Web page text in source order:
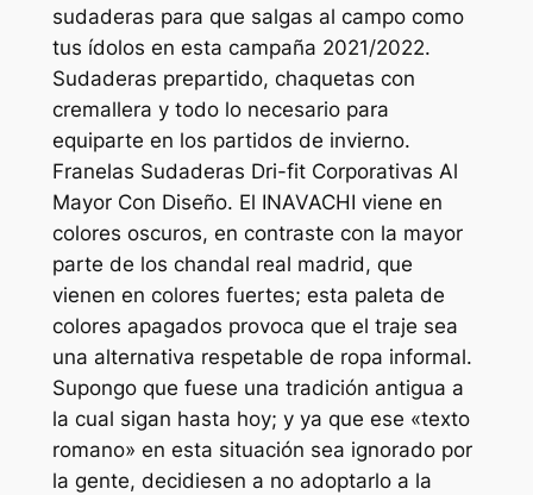
sudaderas para que salgas al campo como
tus ídolos en esta campaña 2021/2022.
Sudaderas prepartido, chaquetas con
cremallera y todo lo necesario para
equiparte en los partidos de invierno.
Franelas Sudaderas Dri-fit Corporativas Al
Mayor Con Diseño. El INAVACHI viene en
colores oscuros, en contraste con la mayor
parte de los chandal real madrid, que
vienen en colores fuertes; esta paleta de
colores apagados provoca que el traje sea
una alternativa respetable de ropa informal.
Supongo que fuese una tradición antigua a
la cual sigan hasta hoy; y ya que ese «texto
romano» en esta situación sea ignorado por
la gente, decidiesen a no adoptarlo a la